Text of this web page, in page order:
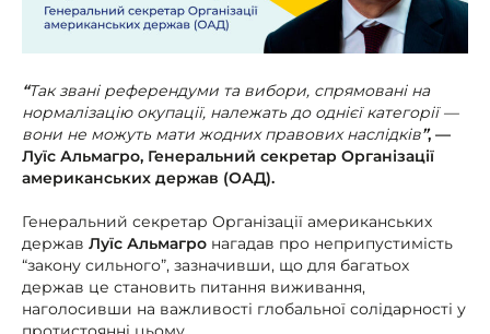
“Так звані референдуми та вибори, спрямовані на
нормалізацію окупації, належать до однієї категорії —
вони не можуть мати жодних правових наслідків”, —
Луїс Альмагро, Генеральний секретар Організації
американських держав (ОАД).
Генеральний секретар Організації американських
держав Луїс Альмагро нагадав про неприпустимість
“закону сильного”, зазначивши, що для багатьох
держав це становить питання виживання,
наголосивши на важливості глобальної солідарності у